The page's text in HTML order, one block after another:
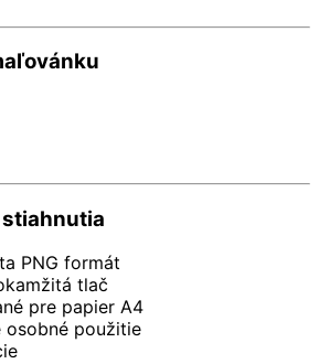
PNG formát
tlač
pre papier A4
osobné použitie